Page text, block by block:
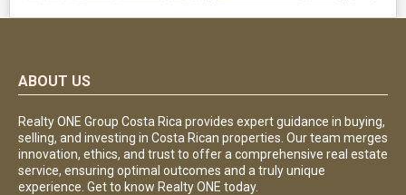
ABOUT US
Realty ONE Group Costa Rica provides expert guidance in buying,
selling, and investing in Costa Rican properties. Our team merges
innovation, ethics, and trust to offer a comprehensive real estate
service, ensuring optimal outcomes and a truly unique
experience. Get to know Realty ONE today.